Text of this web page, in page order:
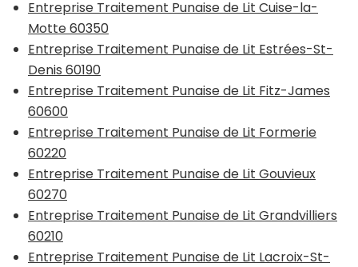
Entreprise Traitement Punaise de Lit Cuise-la-
Motte 60350
Entreprise Traitement Punaise de Lit Estrées-St-
Denis 60190
Entreprise Traitement Punaise de Lit Fitz-James
60600
Entreprise Traitement Punaise de Lit Formerie
60220
Entreprise Traitement Punaise de Lit Gouvieux
60270
Entreprise Traitement Punaise de Lit Grandvilliers
60210
Entreprise Traitement Punaise de Lit Lacroix-St-